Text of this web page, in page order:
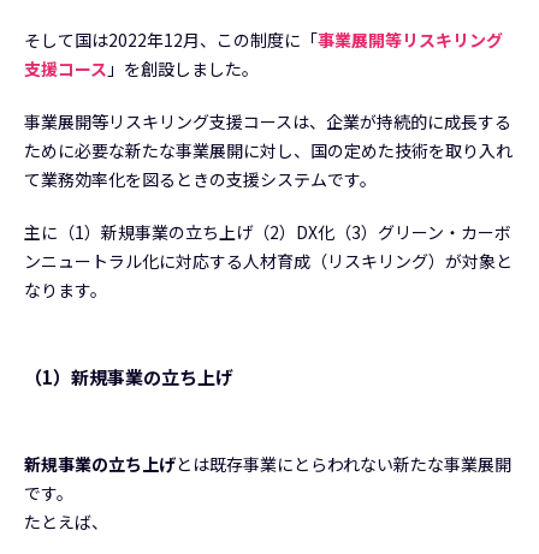
そして国は2022年12月、この制度に「事業展開等リスキリング
支援コース 」を創設しました。
事業展開等リスキリング支援コースは、企業が持続的に成長する
ために必要な新たな事業展開に対し、国の定めた技術を取り入れ
て業務効率化を図るときの支援システムです。
主に（1）新規事業の立ち上げ（2）DX化（3）グリーン・カーボ
ンニュートラル化に対応する人材育成（リスキリング）が対象と
なります。
（1）新規事業の立ち上げ
新規事業の立ち上げとは既存事業にとらわれない新たな事業展開
です。
たとえば、